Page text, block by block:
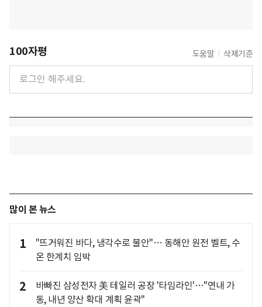
100자평 도움말 삭제기준
많이 본 뉴스
1
"뜨거워진 바다, 냉각수로 불안"… 동해안 원전 벨트, 수
온 한계치 임박
2
바빠진 삼성전자 美 테일러 공장 '타임라인'…"연내 가
동, 내년 양산 확대 계획 윤곽"